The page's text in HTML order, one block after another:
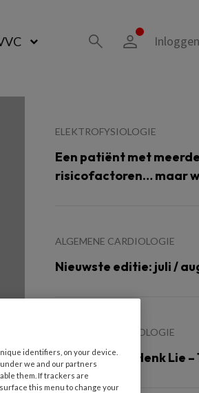
ELEKTROFYSIOLOGIE
Een patiënt met
risicofactoren… maar
ALGEMENE CARDIOLOGIE
Nieuwste editie: juli /
ALGEMENE CARDIOLOGIE
In Memoriam Henk Lie
identifiers, on your device.
we and our partners
them. If trackers are
this menu to change your